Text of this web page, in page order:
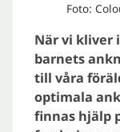
Foto:
När vi kliver
barnets
till våra
optimala
finnas hjälp